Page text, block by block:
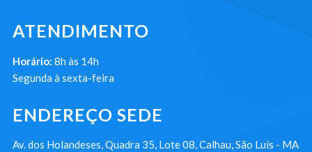
ATENDIMENTO
Horário: 8h às 14h
Segunda à sexta-feira
ENDEREÇO SEDE
Av. dos Holandeses, Quadra 35, Lote 08, Calhau, São Luís - MA